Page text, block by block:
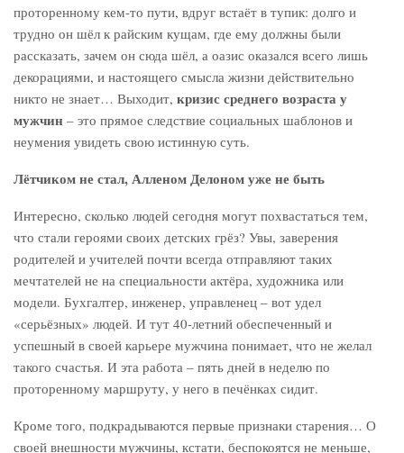
проторенному кем-то пути, вдруг встаёт в тупик: долго и
трудно он шёл к райским кущам, где ему должны были
рассказать, зачем он сюда шёл, а оазис оказался всего лишь
декорациями, и настоящего смысла жизни действительно
никто не знает… Выходит, кризис среднего возраста у
мужчин – это прямое следствие социальных шаблонов и
неумения увидеть свою истинную суть.
Лётчиком не стал, Алленом Делоном уже не быть
Интересно, сколько людей сегодня могут похвастаться тем,
что стали героями своих детских грёз? Увы, заверения
родителей и учителей почти всегда отправляют таких
мечтателей не на специальности актёра, художника или
модели. Бухгалтер, инженер, управленец – вот удел
«серьёзных» людей. И тут 40-летний обеспеченный и
успешный в своей карьере мужчина понимает, что не желал
такого счастья. И эта работа – пять дней в неделю по
проторенному маршруту, у него в печёнках сидит.
Кроме того, подкрадываются первые признаки старения… О
своей внешности мужчины, кстати, беспокоятся не меньше,